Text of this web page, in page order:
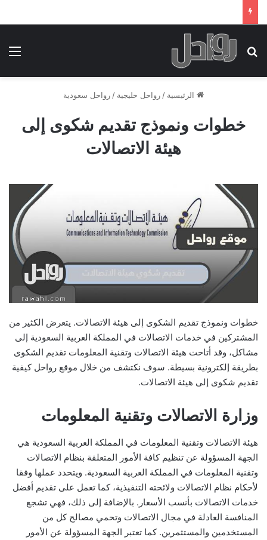
بحث عن
الرئيسية / رواحل خليجية / رواحل سعودية
خطوات ونموذج تقديم شكوى إلى
هيئة الاتصالات
خطوات ونموذج تقديم الشكوى إلى هيئة الاتصالات. يتعرض الكثير من
المشتركين في خدمات الاتصالات في المملكة العربية السعودية إلى
مشاكل، وقد أتاحت هيئة الاتصالات وتقنية المعلومات تقديم الشكوى
بطريقة إلكترونية بسيطة. سوف نكتشف من خلال موقع رواحل كيفية
تقديم شكوى إلى هيئة الاتصالات.
وزارة الاتصالات وتقنية المعلومات
هيئة الاتصالات وتقنية المعلومات في المملكة العربية السعودية هي
الجهة المسؤولة عن تنظيم كافة الأمور المتعلقة بنظام الاتصالات
وتقنية المعلومات في المملكة العربية السعودية. ويتحدد عملها وفقا
لأحكام نظام الاتصالات ولائحته التنفيذية، كما تعمل على تقديم أفضل
خدمات الاتصالات بأنسب الأسعار. بالإضافة إلى ذلك، فهي تشجع
المنافسة العادلة في مجال الاتصالات وتحمي مصالح كل من
المستخدمين والمستثمرين. كما تعتبر الجهة المسؤولة عن الأمور